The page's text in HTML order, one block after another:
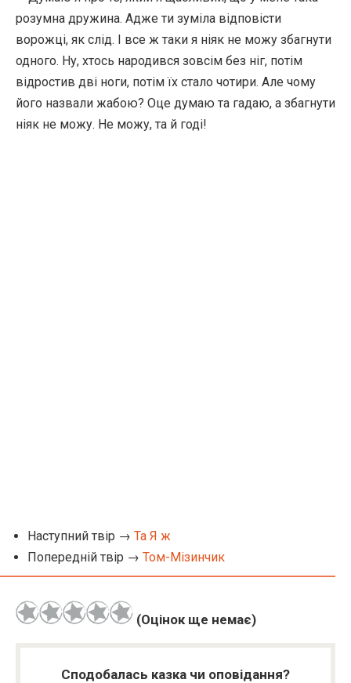
розумна дружина. Адже ти зуміла відповісти
ворожці, як слід. І все ж таки я ніяк не можу збагнути
одного. Ну, хтось народився зовсім без ніг, потім
відростив дві ноги, потім їх стало чотири. Але чому
його назвали жабою? Оце думаю та гадаю, а збагнути
ніяк не можу. Не можу, та й годі!
Наступний твір → Та Я ж
Попередній твір → Том-Мізинчик
(Оцінок ще немає)
Сподобалась казка чи оповідання?